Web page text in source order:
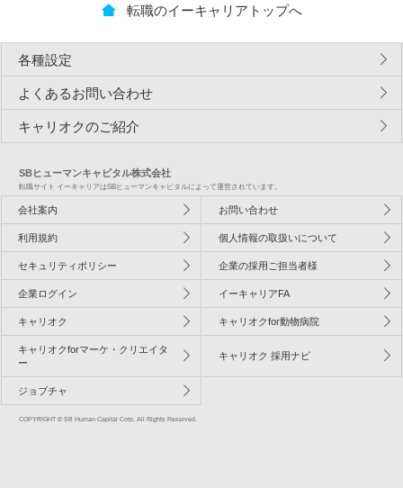
転職のイーキャリアトップへ
各種設定
よくあるお問い合わせ
キャリオクのご紹介
SBヒューマンキャピタル株式会社
転職サイト イーキャリアはSBヒューマンキャピタルによって運営されています。
会社案内 お問い合わせ
利用規約 個人情報の取扱いについて
セキュリティポリシー 企業の採用ご担当者様
企業ログイン イーキャリアFA
キャリオク キャリオクfor動物病院
キャリオクforマーケ・クリエイタ
ー
キャリオク 採用ナビ
ジョブチャ
COPYRIGHT © SB Human Capital Corp. All Rights Reserved.